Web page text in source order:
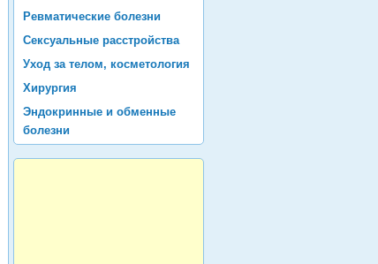
Ревматические болезни
Сексуальные расстройства
Уход за телом, косметология
Хирургия
Эндокринные и обменные
болезни